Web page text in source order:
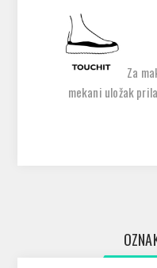
Za
mekani uložak